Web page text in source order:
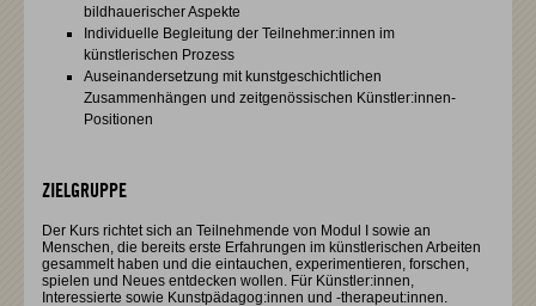
bildhauerischer Aspekte
Individuelle Begleitung der Teilnehmer:innen im
künstlerischen Prozess
Auseinandersetzung mit kunstgeschichtlichen
Zusammenhängen und zeitgenössischen Künstler:innen-
Positionen
ZIELGRUPPE
Der Kurs richtet sich an Teilnehmende von Modul I sowie an
Menschen, die bereits erste Erfahrungen im künstlerischen Arbeiten
gesammelt haben und die eintauchen, experimentieren, forschen,
spielen und Neues entdecken wollen. Für Künstler:innen,
Interessierte sowie Kunstpädagog:innen und -therapeut:innen.